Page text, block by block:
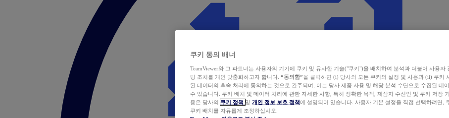
쿠키 동의 배너
TeamViewer와 그 파트너는 사용자의 기기에 쿠키 및 유사한 기술("쿠키")을 배치하여 분석과 더불어 사용자
팅 조치를 개인 맞춤화하고자 합니다. “동의함”을 클릭하면 (i) 당사의 모든 쿠키의 설정 및 사용과 (ii) 쿠키
된 데이터의 후속 처리에 동의하는 것으로 간주되며, 이는 당사 제품 사용 및 해당 분석 수단으로 수집된 데
수 있습니다. 쿠키 배치 및 데이터 처리에 관한 자세한 사항, 특히 정확한 목적, 제삼자 수신인 및 쿠키 저장
용은 당사의 쿠키 정책 및 개인 정보 보호 정책에 설명되어 있습니다. 사용자 기본 설정을 직접 선택하려면,
쿠키 배치를 자유롭게 조정하십시오.